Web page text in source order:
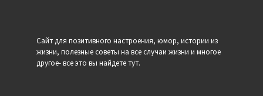
Сайт для позитивного настроения, юмор, истории из
жизни, полезные советы на все случаи жизни и многое
другое- все это вы найдете тут.